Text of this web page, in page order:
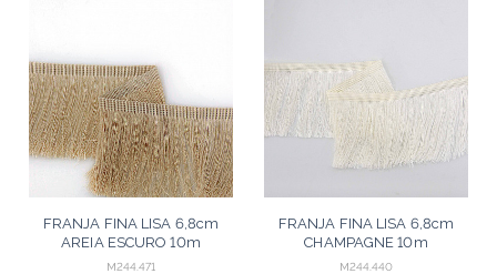
FRANJA FINA LISA 6,8cm
AREIA ESCURO 10m
M244.471
FRANJA FINA LISA 6,8cm
CHAMPAGNE 10m
M244.440